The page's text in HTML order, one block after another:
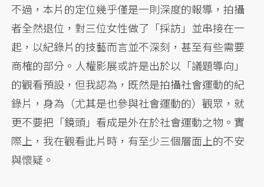
不過，本片的定位幾乎僅是一則深度的報導，拍攝
者全然退位，對三位女性做了「採訪」並串接在一
起，以紀錄片的技藝而言並不深刻，甚至有些需要
商榷的部分。人權影展或許是出於以「議題導向」
的觀看預設，但我認為，既然是拍攝社會運動的紀
錄片，身為（尤其是也參與社會運動的）觀眾，就
更不要把「鏡頭」看成是外在於社會運動之物。實
際上，我在觀看此片時，有至少三個層面上的不安
與懷疑。